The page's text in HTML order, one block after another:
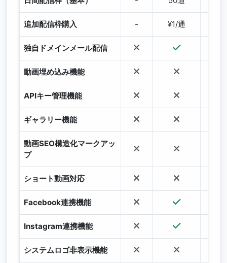
追加配信枠購入 - ¥1/通
独自ドメインメール配信
動画埋め込み機能
APIキー管理機能
ギャラリー機能
動画SEO構造化マークアッ
プ
ショート動画対応
Facebook連携機能
Instagram連携機能
システムロゴ非表示機能